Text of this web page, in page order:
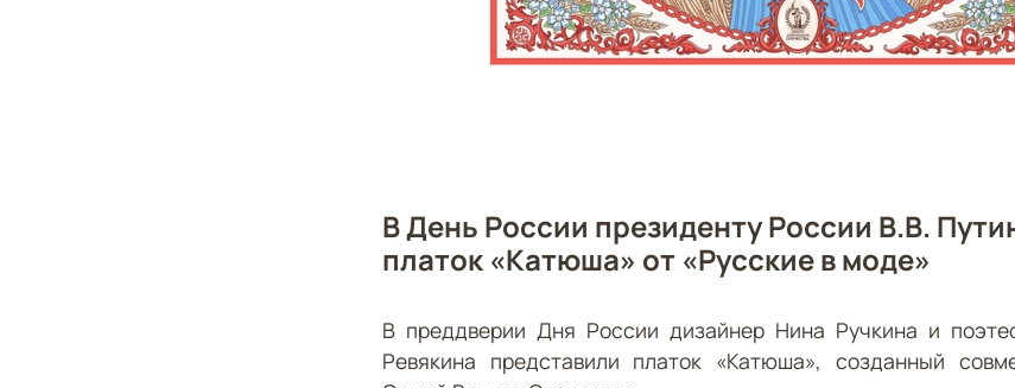
В День России президенту России В.В.
платок «Катюша» от «Русские в моде»
В преддверии Дня России дизайнер Нина Ручкина и
Ревякина представили платок «Катюша», созданный